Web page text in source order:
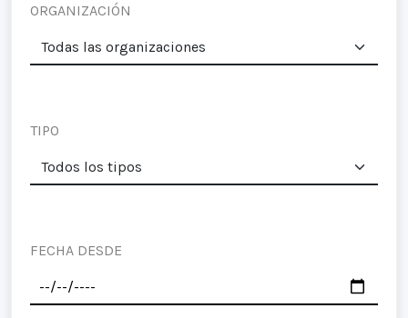
ORGANIZACIÓN
TIPO
FECHA DESDE